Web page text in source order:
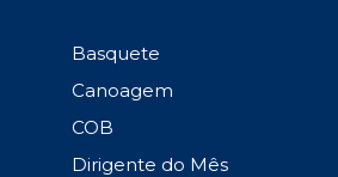
Basquete
Canoagem
COB
Dirigente do Mês